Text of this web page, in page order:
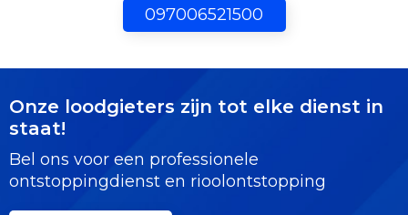
097006521500
Onze loodgieters zijn tot elke dienst in
staat!
Bel ons voor een professionele
ontstoppingdienst en rioolontstopping